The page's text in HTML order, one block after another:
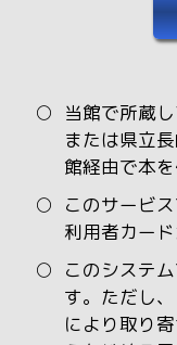
○
当館で所蔵
または県立
館経由で本
○
このサービ
利用者カード
○
このシステ
す。ただし
により取り